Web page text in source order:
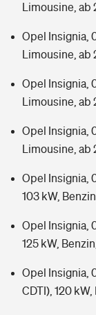
Limousine, ab
Opel Insignia,
Limousine, ab
Opel Insignia,
Limousine, ab
Opel Insignia,
Limousine, ab
Opel Insignia,
103 kW,
Opel Insignia,
125 kW,
Opel Insignia,
CDTI), 120